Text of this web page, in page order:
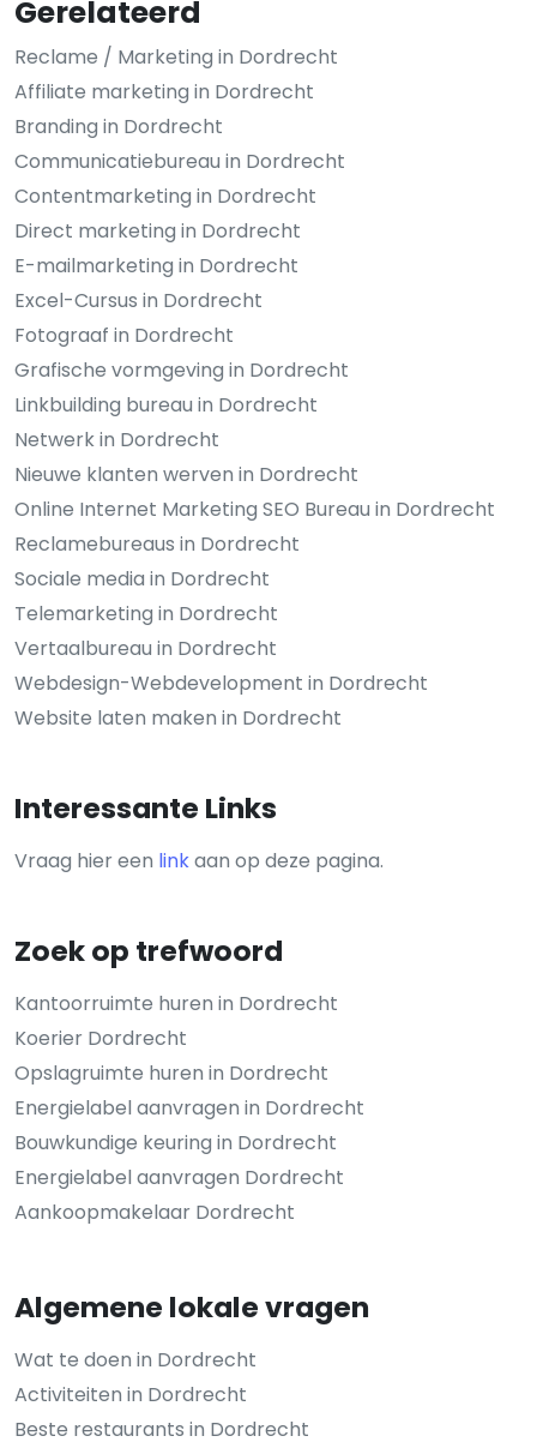
Gerelateerd
Reclame / Marketing in Dordrecht
Affiliate marketing in Dordrecht
Branding in Dordrecht
Communicatiebureau in Dordrecht
Contentmarketing in Dordrecht
Direct marketing in Dordrecht
E-mailmarketing in Dordrecht
Excel-Cursus in Dordrecht
Fotograaf in Dordrecht
Grafische vormgeving in Dordrecht
Linkbuilding bureau in Dordrecht
Netwerk in Dordrecht
Nieuwe klanten werven in Dordrecht
Online Internet Marketing SEO Bureau in Dordrecht
Reclamebureaus in Dordrecht
Sociale media in Dordrecht
Telemarketing in Dordrecht
Vertaalbureau in Dordrecht
Webdesign-Webdevelopment in Dordrecht
Website laten maken in Dordrecht
Interessante Links
Vraag hier een linkaan op deze pagina.
Zoek op trefwoord
Kantoorruimte huren in Dordrecht
Koerier Dordrecht
Opslagruimte huren in Dordrecht
Energielabel aanvragen in Dordrecht
Bouwkundige keuring in Dordrecht
Energielabel aanvragen Dordrecht
Aankoopmakelaar Dordrecht
Algemene lokale vragen
Wat te doen in Dordrecht
Activiteiten in Dordrecht
Beste restaurants in Dordrecht